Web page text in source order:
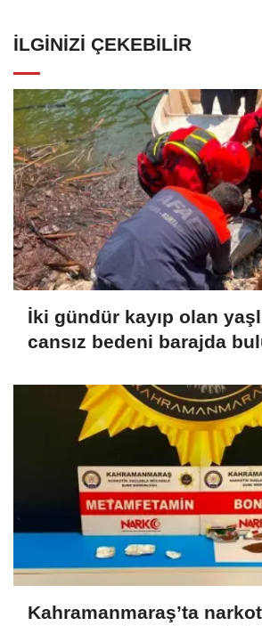
İLGINIZI ÇEKEBILIR
İki gündür kayıp olan
cansız bedeni barajda
Kahramanmaraş’ta